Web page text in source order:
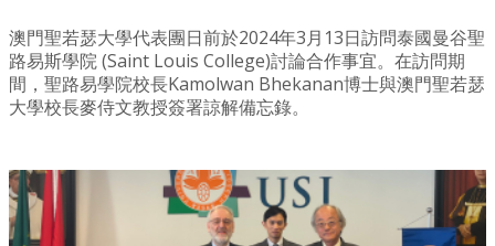
澳門聖若瑟大學代表團日前於2024年3月13日訪問泰國曼谷聖
路易斯學院 (Saint Louis College)討論合作事宜。在訪問期
間，聖路易學院校長Kamolwan Bhekanan博士與澳門聖若瑟
大學校長麥侍文教授簽署諒解備忘錄。